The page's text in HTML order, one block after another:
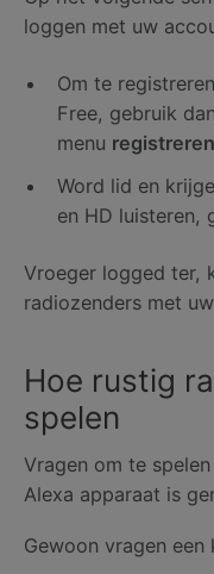
loggen met uw
Om te
Free, gebruik
menu registreren
Word lid en
en HD luisteren,
Vroeger logged ter,
radiozenders met
Hoe rustig
spelen
Vragen om te
Alexa apparaat is
Gewoon vragen een